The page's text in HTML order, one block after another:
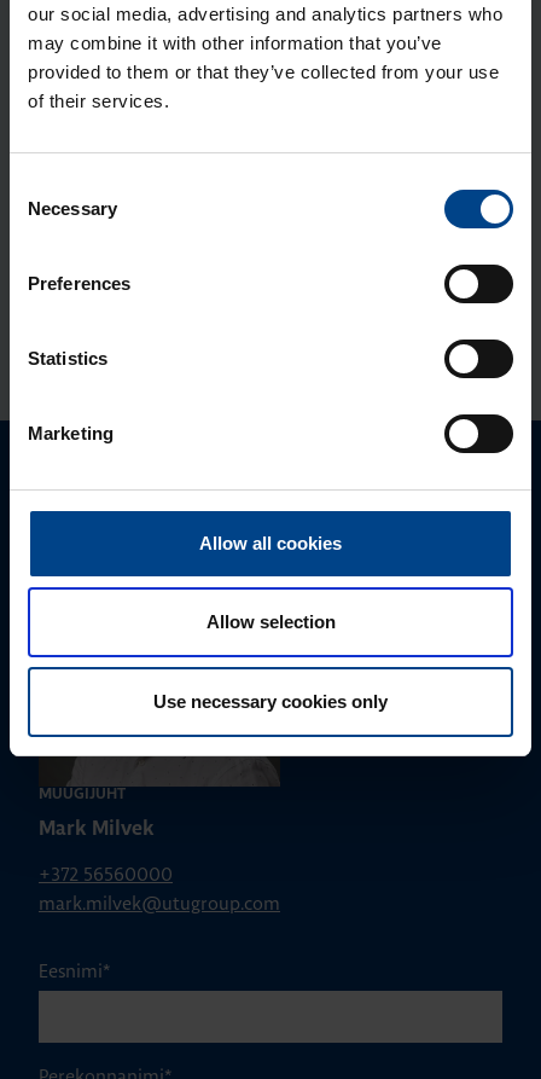
our social media, advertising and analytics partners who
may combine it with other information that you’ve
provided to them or that they’ve collected from your use
of their services.
Selection
Necessary
Preferences
Statistics
Marketing
Allow all cookies
Allow selection
Use necessary cookies only
Sok­kel Orion Plus, 150x500x200
mm, teras
Tootekood: FL957A
Mon­taaž­plaat Orion Plus, 500×500
Siseuks Orion Plus, 500×500 mm,
Palun võtke meiega ühendust
MÜÜGIJUHT
Mark Milvek
+372 56560000
mark.milvek@utugroup.com
Eesnimi*